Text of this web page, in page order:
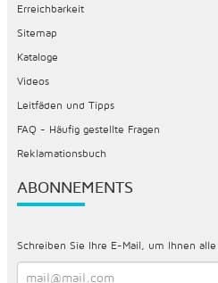
Erreichbarkeit
Sitemap
Kataloge
Videos
Leitfäden und Tipps
FAQ - Häufig gestellte Fragen
Reklamationsbuch
ABONNEMENTS
Schreiben Sie Ihre E-Mail, um Ihnen